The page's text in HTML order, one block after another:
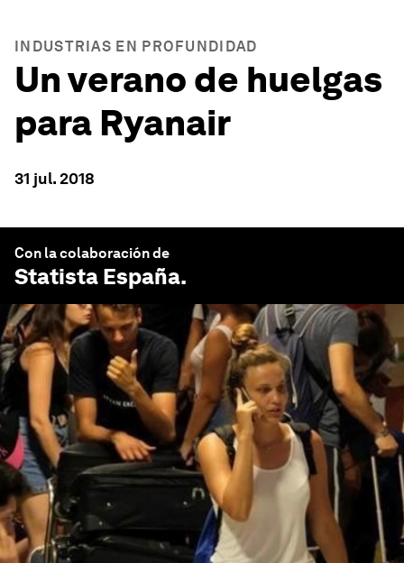
INDUSTRIAS EN PROFUNDIDAD
Un verano de huelgas
para Ryanair
31 jul. 2018
Con la colaboración de
Statista España.